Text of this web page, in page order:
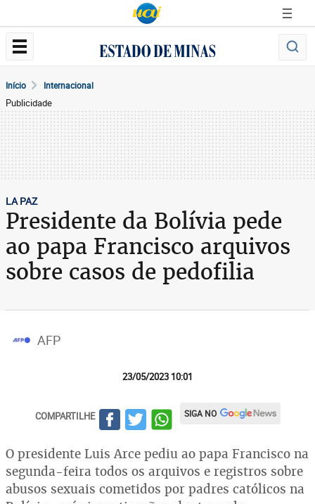
Início Internacional
Publicidade
LA PAZ
Presidente da Bolívia pede
ao papa Francisco arquivos
sobre casos de pedofilia
AFP
23/05/2023 10:01
COMPARTILHE SIGA NO
O presidente Luis Arce pediu ao papa Francisco na
segunda-feira todos os arquivos e registros sobre
abusos sexuais cometidos por padres católicos na